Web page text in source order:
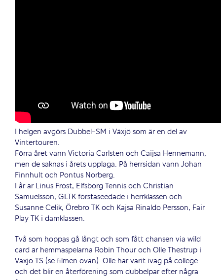
I helgen avgörs Dubbel-SM i Växjö som är en del av
Vintertouren.
Förra året vann Victoria Carlsten och Caijsa Hennemann,
men de saknas i årets upplaga. På herrsidan vann Johan
Finnhult och Pontus Norberg.
I år är Linus Frost, Elfsborg Tennis och Christian
Samuelsson, GLTK förstaseedade i herrklassen och
Susanne Celik, Örebro TK och Kajsa Rinaldo Persson, Fair
Play TK i damklassen.
Två som hoppas gå långt och som fått chansen via wild
card är hemmaspelarna Robin Thour och Olle Thestrup i
Växjö TS (se filmen ovan). Olle har varit iväg på college
och det blir en återförening som dubbelpar efter några